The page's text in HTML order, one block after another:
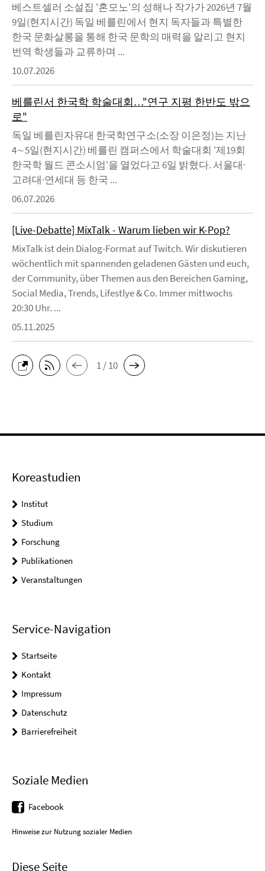
베스트셀러 소설집 '혼모노'의 성해나 작가가 2026년 7월
9일(현지시간) 독일 베를린에서 현지 독자들과 특별한
한국 문화살롱을 통해 한국 문학의 매력을 알리고 현지
번역 학생들과 교류하며 ...
10.07.2026
베를린서 한국학 학술대회…"연구 지평 한반도 밖으
로"
독일 베를린자유대 한국학연구소(소장 이은정)는 지난
4∼5일(현지시간) 베를린 캠퍼스에서 학술대회 '제19회
한국학 월드 콘소시엄'을 열었다고 6일 밝혔다. 서울대·
고려대·연세대 등 한국 ...
06.07.2026
[Live-Debatte] MixTalk - Warum lieben wir K-Pop?
MixTalk ist dein Dialog-Format auf Twitch. Wir diskutieren
wöchentlich mit spannenden geladenen Gästen und euch,
der Community, über Themen aus den Bereichen Gaming,
Social Media, Trends, Lifestlye & Co. Immer mittwochs
20:30 Uhr. ...
05.11.2025
1 / 10
Koreastudien
Institut
Studium
Forschung
Publikationen
Veranstaltungen
Service-Navigation
Startseite
Kontakt
Impressum
Datenschutz
Barrierefreiheit
Soziale Medien
Facebook
Hinweise zur Nutzung sozialer Medien
Diese Seite